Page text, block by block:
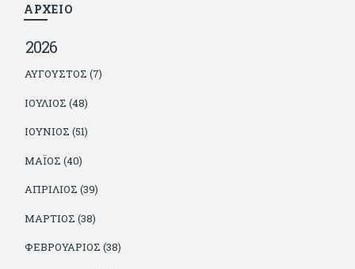
ΑΡΧΕΙΟ
2026
ΑΎΓΟΥΣΤΟΣ (7)
ΙΟΎΛΙΟΣ (48)
ΙΟΎΝΙΟΣ (51)
ΜΆΙΟΣ (40)
ΑΠΡΊΛΙΟΣ (39)
ΜΆΡΤΙΟΣ (38)
ΦΕΒΡΟΥΆΡΙΟΣ (38)